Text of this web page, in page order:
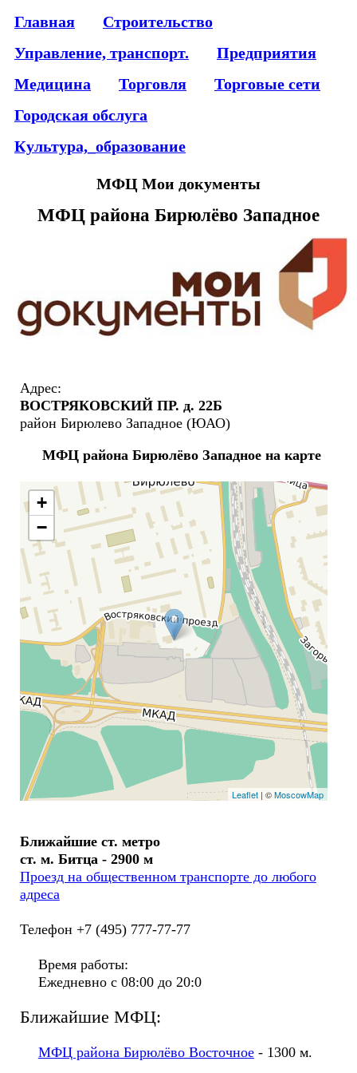
Главная
Строительство
Управление, транспорт.
Предприятия
Медицина
Торговля
Торговые сети
Городская обслуга
Культура,_образование
МФЦ Мои документы
МФЦ района Бирюлёво Западное
Адрес:
ВОСТРЯКОВСКИЙ ПР. д. 22Б
район Бирюлево Западное (ЮАО)
МФЦ района Бирюлёво Западное на карте
+
−
Leaflet| ©MoscowMap
Ближайшие ст. метро
ст. м. Битца - 2900 м
Проезд на общественном транспорте до любого
адреса
Телефон +7 (495) 777-77-77
Время работы:
Ежедневно с 08:00 до 20:0
Ближайшие МФЦ:
МФЦ района Бирюлёво Восточное- 1300 м.